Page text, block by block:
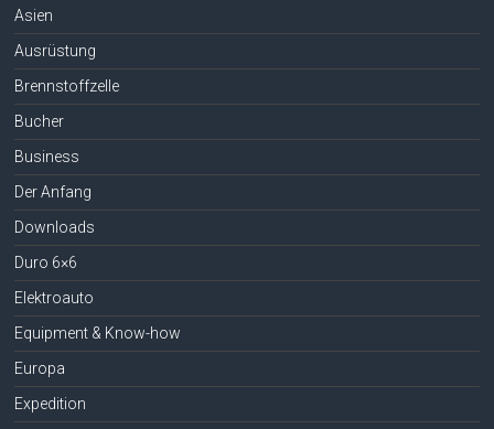
Asien
Ausrüstung
Brennstoffzelle
Bucher
Business
Der Anfang
Downloads
Duro 6×6
Elektroauto
Equipment & Know-how
Europa
Expedition